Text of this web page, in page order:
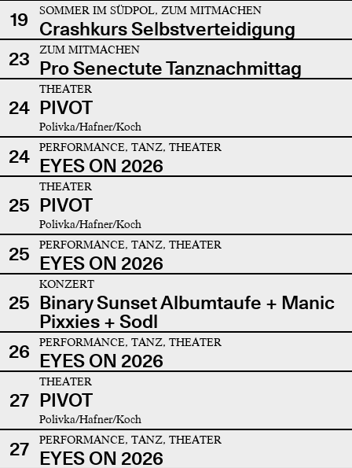
19 SOMMER IM SÜDPOL, ZUM MITMACHEN
Crashkurs Selbstverteidigung
23
ZUM MITMACHEN
Pro Senectute Tanznachmittag
24
THEATER
PIVOT
Polivka/Hafner/Koch
24 PERFORMANCE, TANZ, THEATER
EYES ON 2026
25
THEATER
PIVOT
Polivka/Hafner/Koch
25 PERFORMANCE, TANZ, THEATER
EYES ON 2026
25
KONZERT
Binary Sunset Albumtaufe + Manic
Pixxies + Sodl
26
PERFORMANCE, TANZ, THEATER
EYES ON 2026
27
THEATER
PIVOT
Polivka/Hafner/Koch
27 PERFORMANCE, TANZ, THEATER
EYES ON 2026